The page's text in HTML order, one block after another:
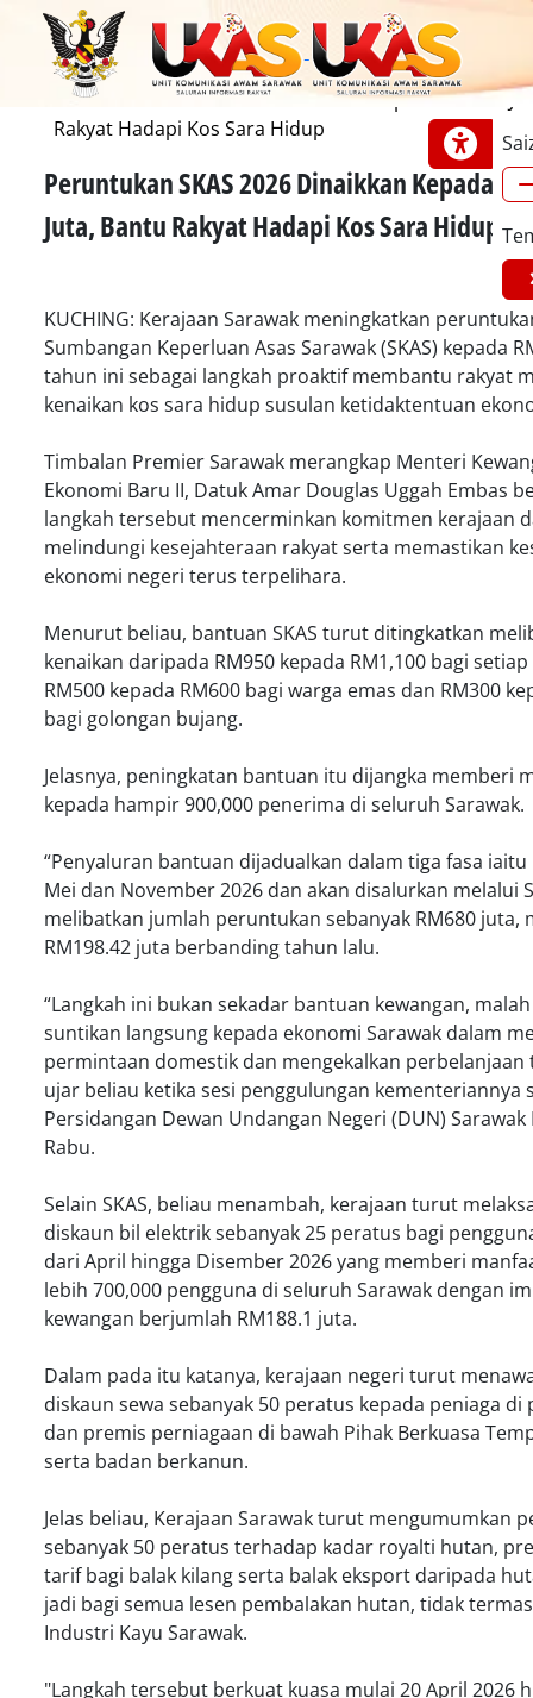
B. Malaysia English 中文 Iban
Laman Utama
Edisi Utama
Peruntukan SKAS 2026 Dinaikkan Kepada RM680
Rakyat Hadapi Kos Sara Hidup
Peruntukan SKAS 2026 Dinaikkan Kepada
Juta, Bantu Rakyat Hadapi Kos Sara Hidup
KUCHING: Kerajaan Sarawak meningkatkan
Sumbangan Keperluan Asas Sarawak (SKAS) kepada
tahun ini sebagai langkah proaktif membantu rakyat
kenaikan kos sara hidup susulan ketidaktentuan
Timbalan Premier Sarawak merangkap Menteri
Ekonomi Baru II, Datuk Amar Douglas Uggah Embas
langkah tersebut mencerminkan komitmen kerajaan
melindungi kesejahteraan rakyat serta memastikan
ekonomi negeri terus terpelihara.
Menurut beliau, bantuan SKAS turut ditingkatkan
kenaikan daripada RM950 kepada RM1,100 bagi
RM500 kepada RM600 bagi warga emas dan RM300
bagi golongan bujang.
Jelasnya, peningkatan bantuan itu dijangka memberi
kepada hampir 900,000 penerima di seluruh Sarawak.
“Penyaluran bantuan dijadualkan dalam tiga fasa iaitu
Mei dan November 2026 dan akan disalurkan melalui
melibatkan jumlah peruntukan sebanyak RM680 juta,
RM198.42 juta berbanding tahun lalu.
“Langkah ini bukan sekadar bantuan kewangan,
suntikan langsung kepada ekonomi Sarawak dalam
permintaan domestik dan mengekalkan perbelanjaan
ujar beliau ketika sesi penggulungan kementeriannya
Persidangan Dewan Undangan Negeri (DUN) Sarawak
Rabu.
Selain SKAS, beliau menambah, kerajaan turut
diskaun bil elektrik sebanyak 25 peratus bagi
dari April hingga Disember 2026 yang memberi
lebih 700,000 pengguna di seluruh Sarawak dengan
kewangan berjumlah RM188.1 juta.
Dalam pada itu katanya, kerajaan negeri turut
diskaun sewa sebanyak 50 peratus kepada peniaga di
dan premis perniagaan di bawah Pihak Berkuasa
serta badan berkanun.
Jelas beliau, Kerajaan Sarawak turut mengumumkan
sebanyak 50 peratus terhadap kadar royalti hutan,
tarif bagi balak kilang serta balak eksport daripada
jadi bagi semua lesen pembalakan hutan, tidak
Industri Kayu Sarawak.
"Langkah tersebut berkuat kuasa mulai 20 April 2026